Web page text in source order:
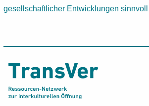
gesellschaftlicher Entwicklungen sinnvoll